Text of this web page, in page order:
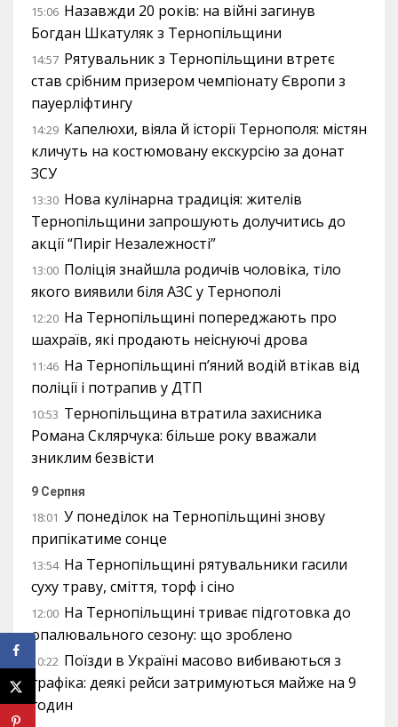
15:06 Назавжди 20 років: на війні загинув
Богдан Шкатуляк з Тернопільщини
14:57 Рятувальник з Тернопільщини втретє
став срібним призером чемпіонату Європи з
пауерліфтингу
14:29 Капелюхи, віяла й історії Тернополя: містян
кличуть на костюмовану екскурсію за донат
ЗСУ
13:30 Нова кулінарна традиція: жителів
Тернопільщини запрошують долучитись до
акції “Пиріг Незалежності”
13:00 Поліція знайшла родичів чоловіка, тіло
якого виявили біля АЗС у Тернополі
12:20 На Тернопільщині попереджають про
шахраїв, які продають неіснуючі дрова
11:46 На Тернопільщині п’яний водій втікав від
поліції і потрапив у ДТП
10:53 Тернопільщина втратила захисника
Романа Склярчука: більше року вважали
зниклим безвісти
9 Серпня
18:01 У понеділок на Тернопільщині знову
припікатиме сонце
13:54 На Тернопільщині рятувальники гасили
суху траву, сміття, торф і сіно
12:00 На Тернопільщині триває підготовка до
опалювального сезону: що зроблено
10:22 Поїзди в Україні масово вибиваються з
графіка: деякі рейси затримуються майже на 9
годин